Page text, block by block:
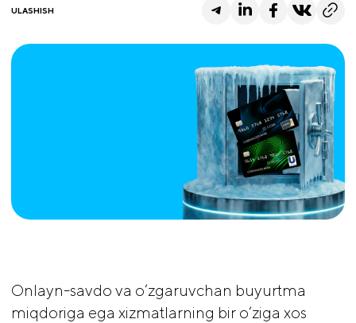
ULASHISH
Onlayn-savdo va o‘zgaruvchan buyurtma
miqdoriga ega xizmatlarning bir o‘ziga xos